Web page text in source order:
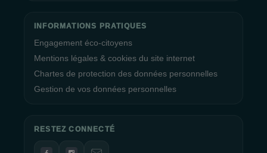
INFORMATIONS PRATIQUES
Engagement éco-citoyens
Mentions légales & cookies du site internet
Chartes de protection des données personnelles
Gestion de vos données personnelles
RESTEZ CONNECTÉ